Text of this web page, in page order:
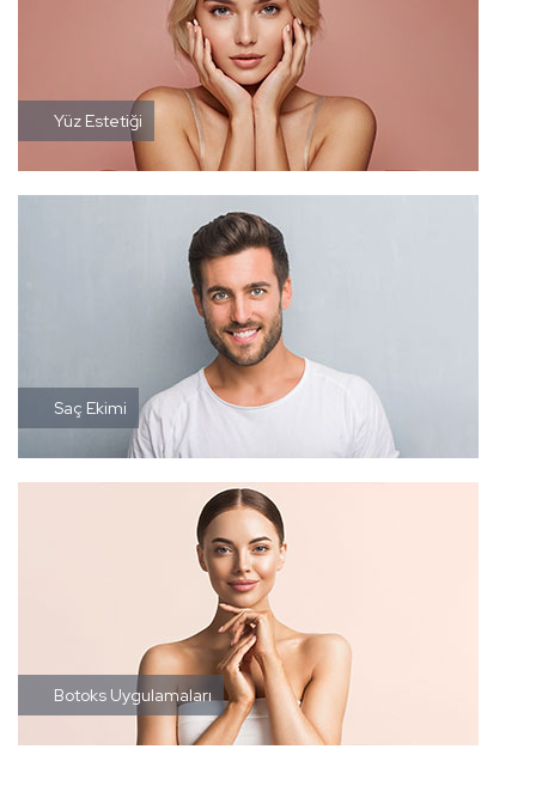
Yüz Estetiği
Saç Ekimi
Botoks Uygulamaları